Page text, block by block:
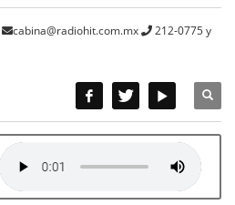
cabina@radiohit.com.mx
212-0775 y